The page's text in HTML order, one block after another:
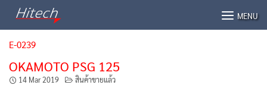
MENU
E-0239
OKAMOTO PSG 125
14 Mar 2019 สินค้าขายแล้ว